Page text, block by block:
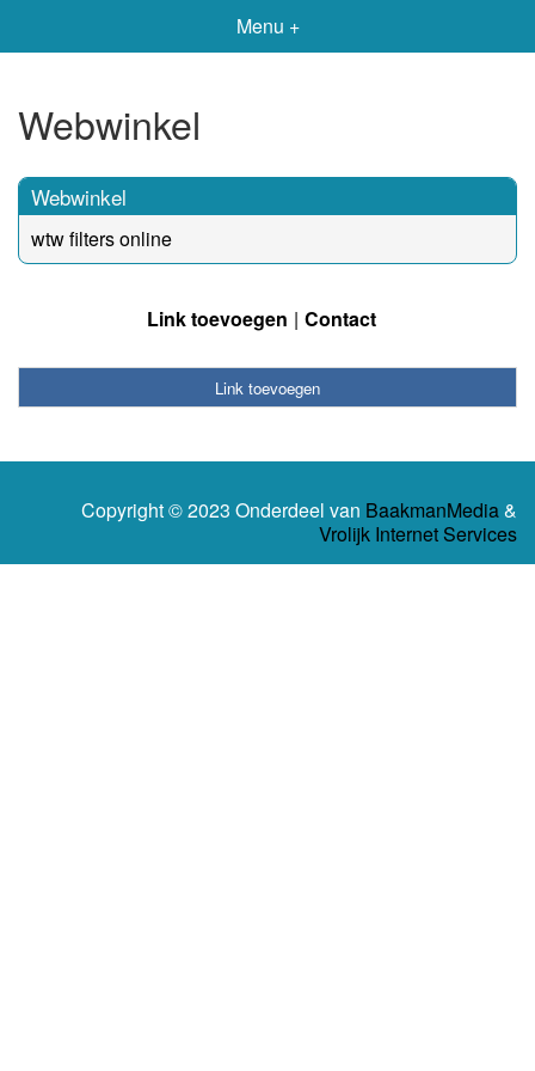
Menu +
Webwinkel
Webwinkel
wtw filters online
Link toevoegen Contact
Link toevoegen
Copyright © 2023 Onderdeel van BaakmanMedia&
Vrolijk Internet Services